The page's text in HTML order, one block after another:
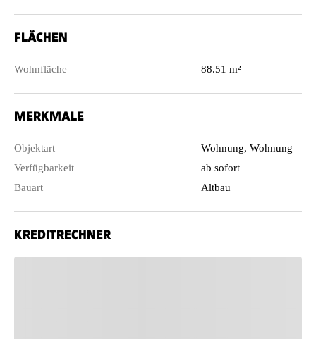
FLÄCHEN
Wohnfläche 88.51 m²
MERKMALE
Objektart
Wohnung, Wohnung
Verfügbarkeit
ab sofort
Bauart
Altbau
KREDITRECHNER